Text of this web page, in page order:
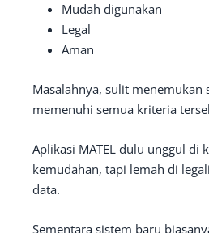
Mudah digunakan
Legal
Aman
Masalahnya, sulit menemukan
memenuhi semua kriteria
Aplikasi MATEL dulu unggul di
kemudahan, tapi lemah di
data.
Sementara sistem baru